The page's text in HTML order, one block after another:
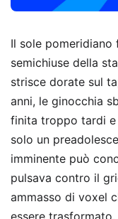
Il sole
semichiuse della
strisce dorate sul
anni, le ginocchia
finita troppo tardi e
solo un
imminente può
pulsava contro il
ammasso di voxel